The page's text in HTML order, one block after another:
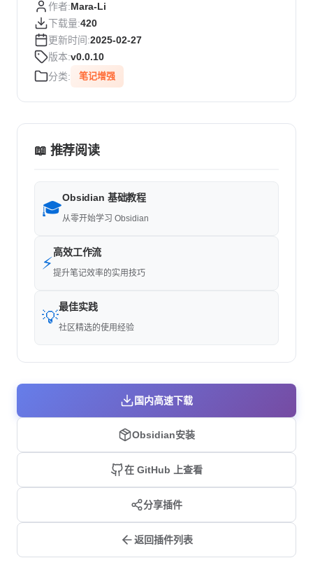
作者:Mara-Li
下载量:420
更新时间:2025-02-27
版本:v0.0.10
分类:
笔记增强
📖 推荐阅读
🎓
Obsidian 基础教程
从零开始学习 Obsidian
⚡
高效工作流
提升笔记效率的实用技巧
💡
最佳实践
社区精选的使用经验
国内高速下载
Obsidian安装
在 GitHub 上查看
分享插件
返回插件列表